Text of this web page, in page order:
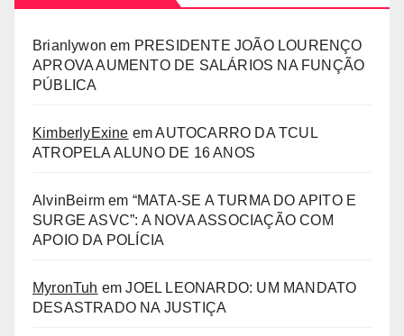
Brianlywon em PRESIDENTE JOÃO LOURENÇO
APROVA AUMENTO DE SALÁRIOS NA FUNÇÃO
PÚBLICA
KimberlyExine emAUTOCARRO DA TCUL
ATROPELA ALUNO DE 16 ANOS
AlvinBeirm em “MATA-SE A TURMA DO APITO E
SURGE ASVC”: A NOVA ASSOCIAÇÃO COM
APOIO DA POLÍCIA
MyronTuh emJOEL LEONARDO: UM MANDATO
DESASTRADO NA JUSTIÇA